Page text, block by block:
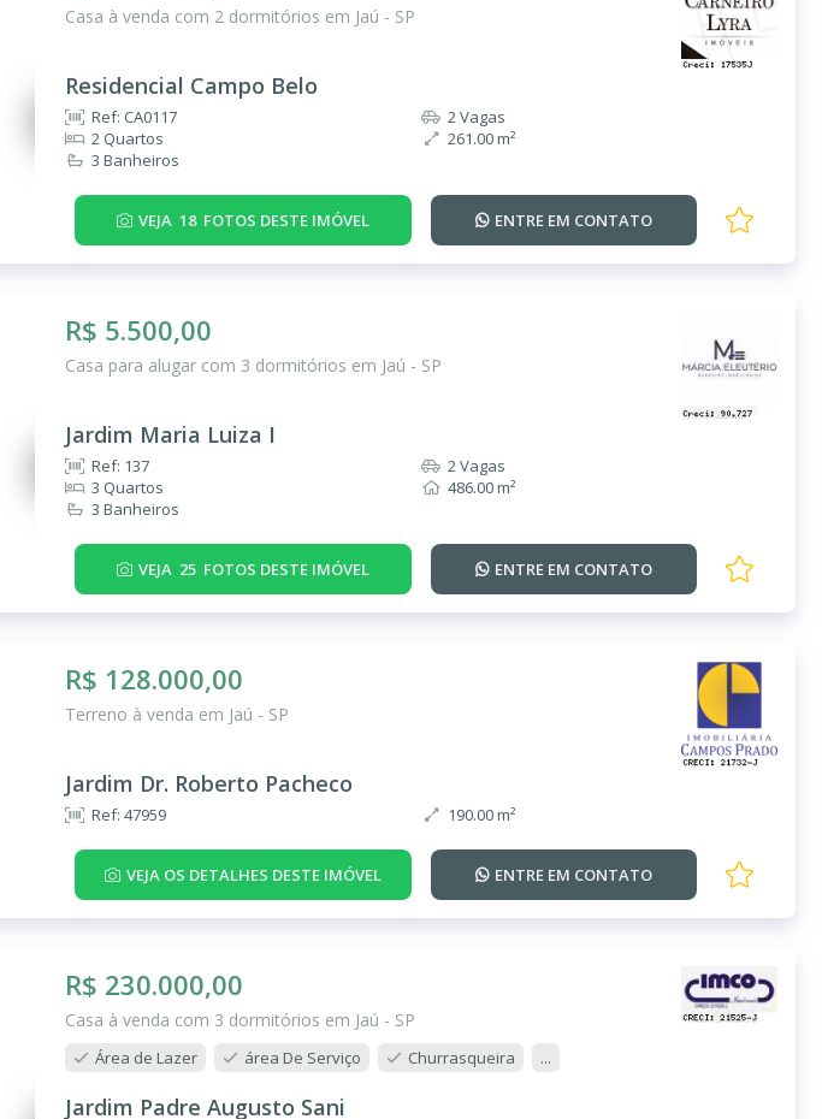
Casa à venda com 2 dormitórios em Jaú - SP
Residencial Campo Belo
Ref: CA0117
2 Quartos
3 Banheiros
2 Vagas
261.00 m²
VEJA 18 FOTOS DESTE IMÓVEL ENTRE EM CONTATO
R$ 5.500,00
Casa para alugar com 3 dormitórios em Jaú - SP
Jardim Maria Luiza I
Ref: 137
3 Quartos
3 Banheiros
2 Vagas
486.00 m²
VEJA 25 FOTOS DESTE IMÓVEL ENTRE EM CONTATO
R$ 128.000,00
Terreno à venda em Jaú - SP
Jardim Dr. Roberto Pacheco
Ref: 47959 190.00 m²
VEJA OS DETALHES DESTE IMÓVEL ENTRE EM CONTATO
R$ 230.000,00
Casa à venda com 3 dormitórios em Jaú - SP
Área de Lazer área De Serviço Churrasqueira ...
Jardim Padre Augusto Sani